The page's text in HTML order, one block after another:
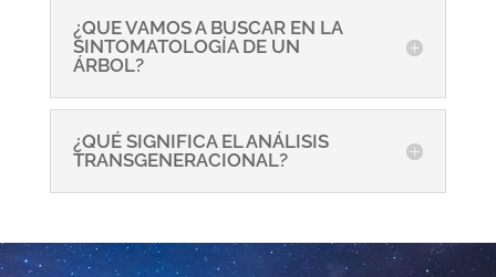
¿QUE VAMOS A BUSCAR EN LA
SINTOMATOLOGÍA DE UN
ÁRBOL?
¿QUÉ SIGNIFICA EL ANÁLISIS
TRANSGENERACIONAL?